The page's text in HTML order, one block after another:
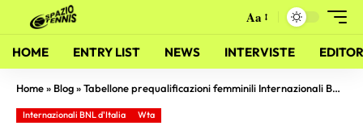
Aa
HOME ENTRY LIST NEWS INTERVISTE
Home» Blog»Tabellone prequalificazioni femminili Internazionali BNL d’Italia 2026: tutti gli accoppiamenti
Internazionali BNL d'Italia Wta